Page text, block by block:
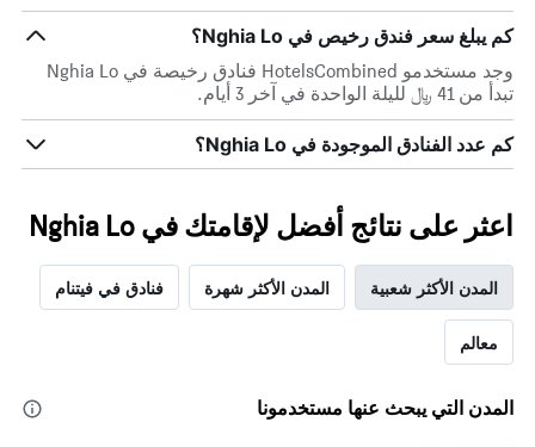
حسب
النجوم
المخطط
1
محور
X
التي
فئات
الفنادق
بالنجوم.
يتضمن
المخطط
محور
الذي
يعرض
كم يبلغ سعر فندق رخيص في Nghia Lo؟
وجد مستخدمو HotelsCombined فنادق رخيصة في Nghia Lo
تبدأ من 41 ﷼ لليلة الواحدة في آخر 3 أيام.
كم عدد الفنادق الموجودة في Nghia Lo؟
اعثر على نتائج أفضل لإقامتك في Nghia Lo
المدن الأكثر شعبية المدن الأكثر شهرة فنادق في فيتنام
معالم
المدن التي يبحث عنها مستخدمونا